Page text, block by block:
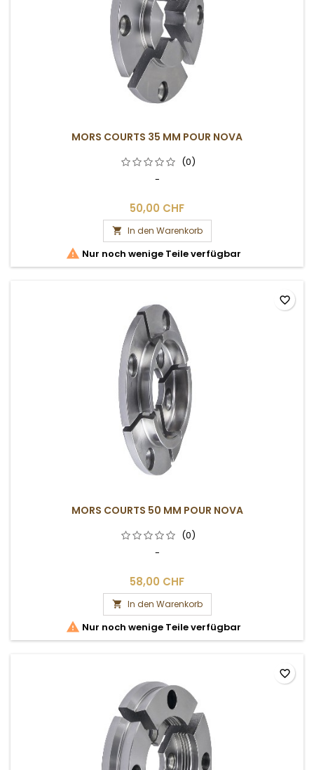
MORS COURTS 35 MM POUR NOVA
(0)
-
50,00 CHF
 In den Warenkorb
 Nur noch wenige Teile verfügbar
MORS COURTS 50 MM POUR NOVA
(0)
-
58,00 CHF
 In den Warenkorb
 Nur noch wenige Teile verfügbar
favorite_border
favorite_border